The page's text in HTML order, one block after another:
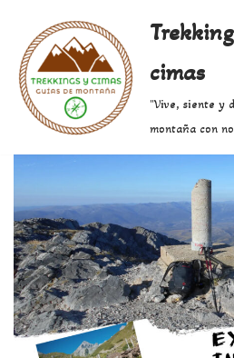
Saltar
al
contenido
cimas
"Vive, siente y
montaña con